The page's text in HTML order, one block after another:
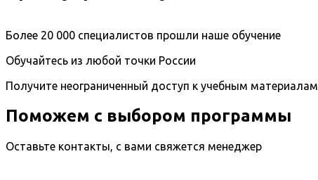
Более 20 000 специалистов прошли наше обучение
Обучайтесь из любой точки России
Получите неограниченный доступ к учебным материалам
Поможем с выбором программы
Оставьте контакты, с вами свяжется менеджер